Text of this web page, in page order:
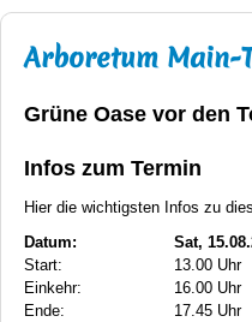
Arboretum Main-
Grüne Oase vor den
Infos zum Termin
Hier die wichtigsten Infos zu
Datum:
Sat,
Start:
13.00 Uhr
Einkehr:
16.00 Uhr
Ende:
17.45 Uhr